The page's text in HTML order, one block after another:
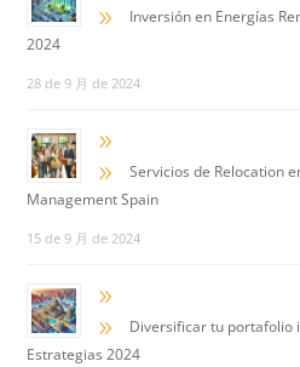
9
Inversión en Energías
2024
28 de 9 月 de 2024
9
9
Servicios de Relocation
Management Spain
15 de 9 月 de 2024
9
9
Diversificar tu portafolio
Estrategias 2024